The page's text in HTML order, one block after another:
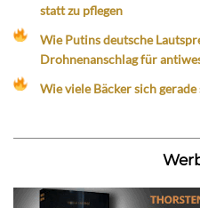
statt zu pflegen
Wie Putins deutsche
Drohnenanschlag für
Wie viele Bäcker sich